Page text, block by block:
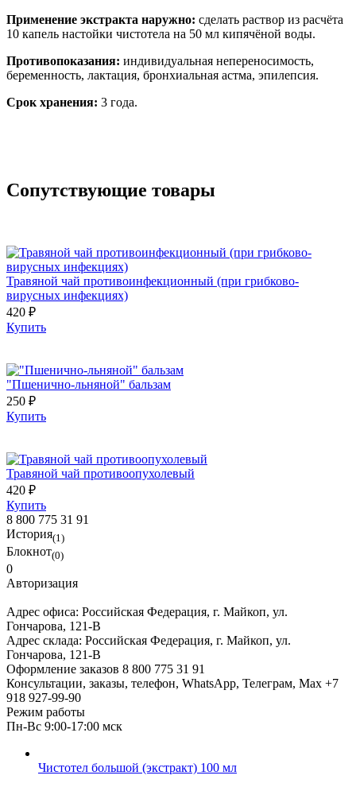
Применение экстракта наружно: сделать раствор из расчёта
10 капель настойки чистотела на 50 мл кипячёной воды.
Противопоказания: индивидуальная непереносимость,
беременность, лактация, бронхиальная астма, эпилепсия.
Срок хранения: 3 года.
Сопутствующие товары
Травяной чай противоинфекционный (при грибково-
вирусных инфекциях)
420 ₽
Купить
"Пшенично-льняной" бальзам
250 ₽
Купить
Травяной чай противоопухолевый
420 ₽
Купить
8 800 775 31 91
История(1)
Блокнот(0)
0
Авторизация
Адрес офиса: Российская Федерация, г. Майкоп, ул.
Гончарова, 121-В
Адрес склада: Российская Федерация, г. Майкоп, ул.
Гончарова, 121-В
Оформление заказов 8 800 775 31 91
Консультации, заказы, телефон, WhatsApp, Телеграм, Мах +7
918 927-99-90
Режим работы
Пн-Вс 9:00-17:00 мск
Чистотел большой (экстракт) 100 мл